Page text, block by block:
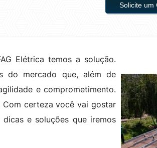
Solicite um
Elétrica temos a solução.
do mercado que, além de
e comprometimento.
certeza você vai gostar
e soluções que iremos